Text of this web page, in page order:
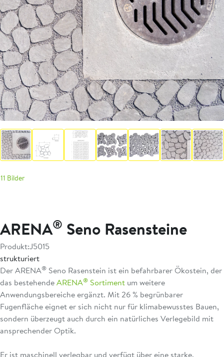
11 Bilder
ARENA® Seno Rasensteine
Produkt:J5015
strukturiert
Der ARENA® Seno Rasenstein ist ein befahrbarer Ökostein, der
das bestehendeARENA® Sortiment um weitere
Anwendungsbereiche ergänzt. Mit 26 % begrünbarer
Fugenfläche eignet er sich nicht nur für klimabewusstes Bauen,
sondern überzeugt auch durch ein natürliches Verlegebild mit
ansprechender Optik.
Er ist maschinell verlegbar und verfügt über eine starke,